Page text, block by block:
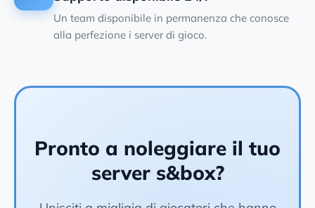
Un team disponibile in permanenza che conosce
alla perfezione i server di gioco.
Pronto a noleggiare il tuo
server s&box?